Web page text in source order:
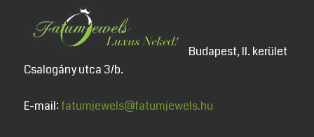
Budapest, II. kerület
Csalogány utca 3/b.
E-mail: fatumjewels@fatumjewels.hu